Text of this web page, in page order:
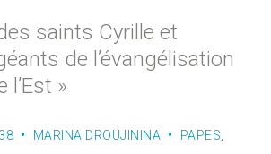
saints Cyrille et
de l’évangélisation
l’Est »
MARINA DROUJININA PAPES